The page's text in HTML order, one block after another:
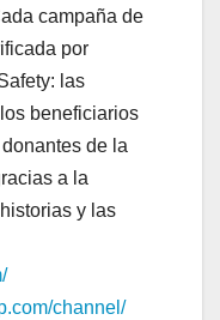
campaña de
por
las
beneficiarios
de la
a la
y las
channel/